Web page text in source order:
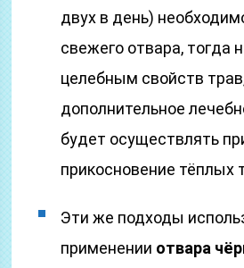
двух в день)
свежего отвара, тогда
целебным свойств
дополнительное
будет осуществлять
прикосновение тёплых
Эти же подходы
применении отвара